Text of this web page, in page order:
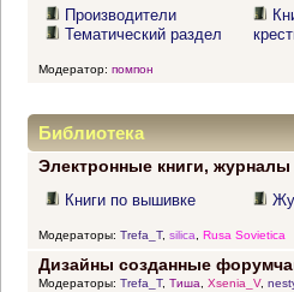
Производители
Тематический раздел
Модератор: помпон
Библиотека
Электронные книги,
Книги по вышивке
Модераторы: Trefa_T, silica Rusa Sovietica
Дизайны созданные
Модераторы: Trefa_T, Тиша, Xsenia_V,